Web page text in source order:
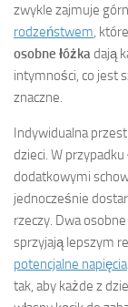
zwykle zajmuje
rodzeństwem ,
osobne łóżka dają
intymności, co jest
znaczne.
Indywidualna
dzieci. W
dodatkowymi
jednocześnie
rzeczy. Dwa
sprzyjają lepszym
potencjalne napięcia
tak, aby każde z